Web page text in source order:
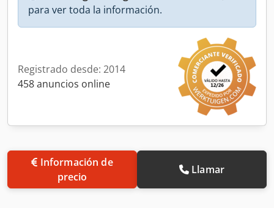
para ver toda la información.
Registrado desde: 2014
458 anuncios online
precio
Llamar